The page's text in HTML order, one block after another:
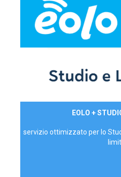
EOLO +
servizio ottimizzato per lo